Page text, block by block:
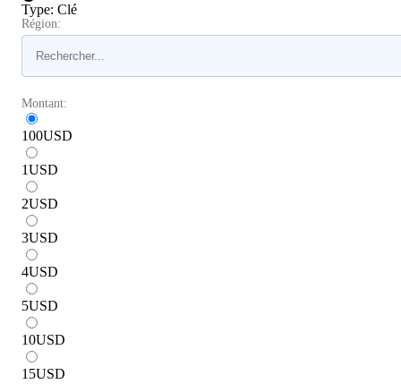
Type: Clé
Région:
Montant:
100USD
1USD
2USD
3USD
4USD
5USD
10USD
15USD